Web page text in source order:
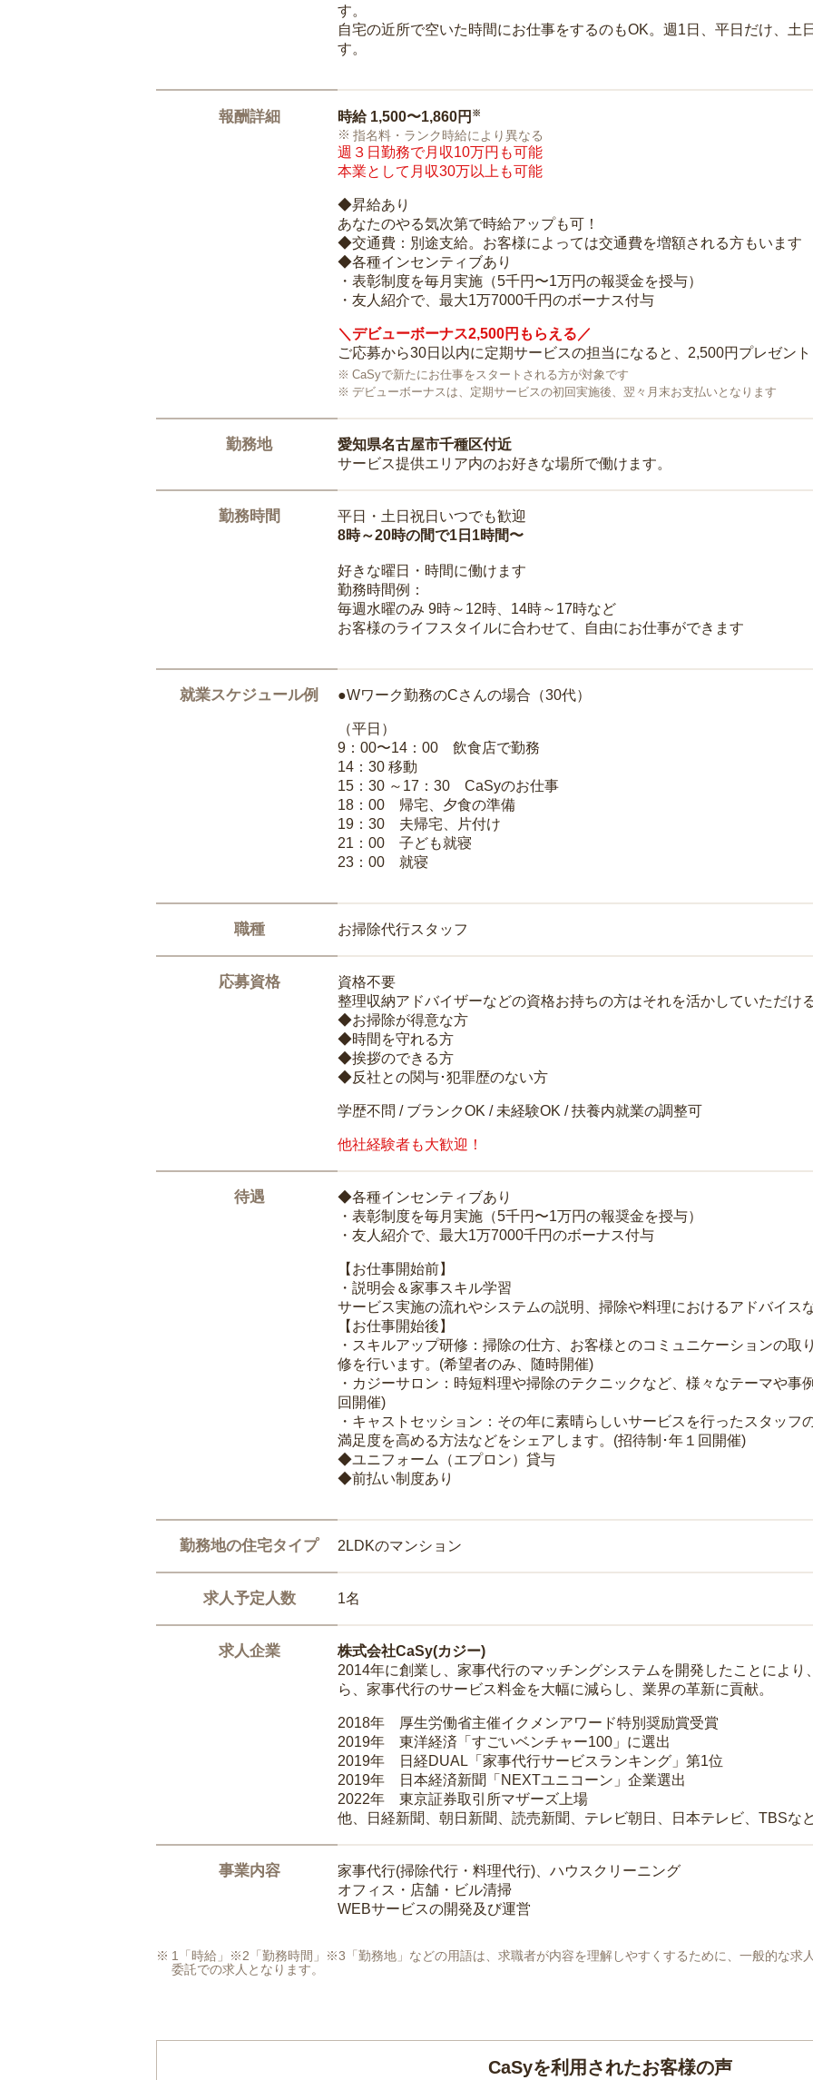
す。
自宅の近所で空いた時間にお仕事をするのもOK。週1日、平日だけ、土
す。
報酬詳細 時給 1,500〜1,860円 ※
指名料・ランク時給により異なる
週３日勤務で月収10万円も可能
本業として月収30万以上も可能
◆昇給あり
あなたのやる気次第で時給アップも可！
◆交通費：別途支給。お客様によっては交通費を増額される方もいます
◆各種インセンティブあり
・表彰制度を毎月実施（5千円〜1万円の報奨金を授与）
・友人紹介で、最大1万7000千円のボーナス付与
＼デビューボーナス2,500円もらえる／
ご応募から30日以内に定期サービスの担当になると、2,500円プレゼント
CaSyで新たにお仕事をスタートされる方が対象です
デビューボーナスは、定期サービスの初回実施後、翌々月末お支払いとなります
勤務地
愛知県名古屋市千種区付近
サービス提供エリア内のお好きな場所で働けます。
勤務時間
平日・土日祝日いつでも歓迎
8時～20時の間で1日1時間〜
好きな曜日・時間に働けます
勤務時間例：
毎週水曜のみ 9時～12時、14時～17時など
お客様のライフスタイルに合わせて、自由にお仕事ができます
就業スケジュール例 ●Wワーク勤務のCさんの場合（30代）
（平日）
9：00〜14：00 飲食店で勤務
14：30 移動
15：30 ～17：30 CaSyのお仕事
18：00 帰宅、夕食の準備
19：30 夫帰宅、片付け
21：00 子ども就寝
23：00 就寝
職種 お掃除代行スタッフ
応募資格
資格不要
整理収納アドバイザーなどの資格お持ちの方はそれを活かしていただけ
◆お掃除が得意な方
◆時間を守れる方
◆挨拶のできる方
◆反社との関与･犯罪歴のない方
学歴不問 / ブランクOK / 未経験OK / 扶養内就業の調整可
他社経験者も大歓迎！
待遇
◆各種インセンティブあり
・表彰制度を毎月実施（5千円〜1万円の報奨金を授与）
・友人紹介で、最大1万7000千円のボーナス付与
【お仕事開始前】
・説明会＆家事スキル学習
サービス実施の流れやシステムの説明、掃除や料理におけるアドバイス
【お仕事開始後】
・スキルアップ研修：掃除の仕方、お客様とのコミュニケーションの
修を行います。(希望者のみ、随時開催)
・カジーサロン：時短料理や掃除のテクニックなど、様々なテーマや事
回開催)
・キャストセッション：その年に素晴らしいサービスを行ったスタッ
満足度を高める方法などをシェアします。(招待制･年１回開催)
◆ユニフォーム（エプロン）貸与
◆前払い制度あり
勤務地の住宅タイプ 2LDKのマンション
求人予定人数 1名
求人企業
株式会社CaSy(カジー)
2014年に創業し、家事代行のマッチングシステムを開発したことによ
ら、家事代行のサービス料金を大幅に減らし、業界の革新に貢献。
2018年 厚生労働省主催イクメンアワード特別奨励賞受賞
2019年 東洋経済「すごいベンチャー100」に選出
2019年 日経DUAL「家事代行サービスランキング」第1位
2019年 日本経済新聞「NEXTユニコーン」企業選出
2022年 東京証券取引所マザーズ上場
他、日経新聞、朝日新聞、読売新聞、テレビ朝日、日本テレビ、TBSな
事業内容
家事代行(掃除代行・料理代行)、ハウスクリーニング
オフィス・店舗・ビル清掃
WEBサービスの開発及び運営
1「時給」※2「勤務時間」※3「勤務地」などの用語は、求職者が内容を理解しやすくするために、一般的な求
委託での求人となります。
CaSyを利用されたお客様の声